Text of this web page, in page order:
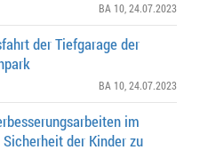
BA 10 , 24.07.2023
der Tiefgarage der
BA 10 , 24.07.2023
im
der Kinder zu